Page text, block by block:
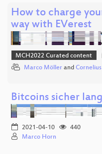
How to charge
way with EVerest
MCH2022 Curated content
Marco Möller and
Bitcoins sicher
2021-04-10
440
Marco Horn